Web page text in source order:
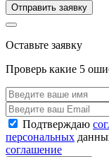
Отправить заявку
Оставьте заявку
Проверь какие 5
Подтверждаю
персональных
соглашение